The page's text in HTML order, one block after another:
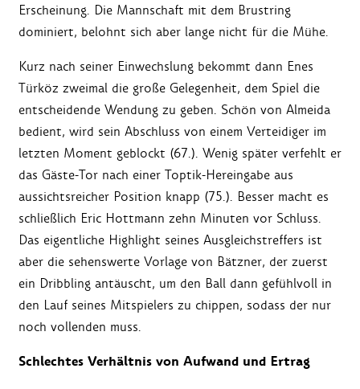
Erscheinung. Die Mannschaft mit dem Brustring
dominiert, belohnt sich aber lange nicht für die Mühe.
Kurz nach seiner Einwechslung bekommt dann Enes
Türköz zweimal die große Gelegenheit, dem Spiel die
entscheidende Wendung zu geben. Schön von Almeida
bedient, wird sein Abschluss von einem Verteidiger im
letzten Moment geblockt (67.). Wenig später verfehlt er
das Gäste-Tor nach einer Toptik-Hereingabe aus
aussichtsreicher Position knapp (75.). Besser macht es
schließlich Eric Hottmann zehn Minuten vor Schluss.
Das eigentliche Highlight seines Ausgleichstreffers ist
aber die sehenswerte Vorlage von Bätzner, der zuerst
ein Dribbling antäuscht, um den Ball dann gefühlvoll in
den Lauf seines Mitspielers zu chippen, sodass der nur
noch vollenden muss.
Schlechtes Verhältnis von Aufwand und Ertrag